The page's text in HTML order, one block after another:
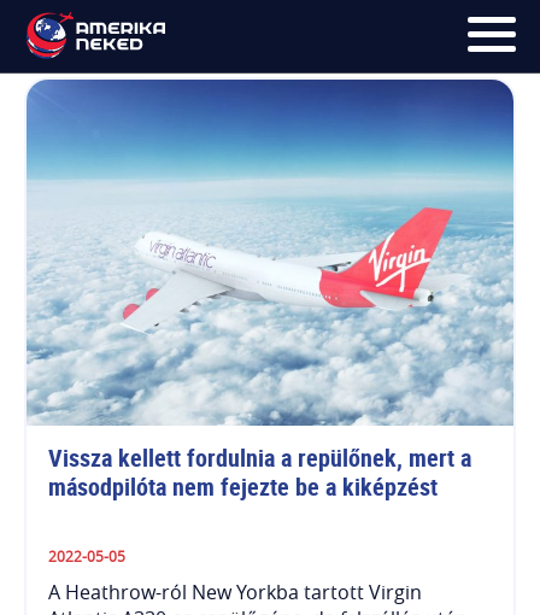
UTAK
HÍRLEVÉL
BLOG
RÓLUNK
KÉPEK
virgin atlantic
Vissza kellett fordulnia a repülőnek, mert a
másodpilóta nem fejezte be a kiképzést
2022-05-05
A Heathrow-ról New Yorkba tartott Virgin